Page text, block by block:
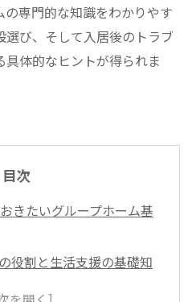
専門的な知識をわかりやす
選び、そして入居後のトラブ
体的なヒントが得られま
目次
きたいグループホーム基
役割と生活支援の基礎知